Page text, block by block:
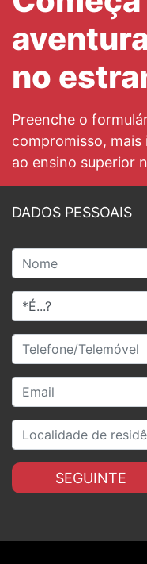
no
Preenche o
compromisso,
ao ensino superior
DADOS PESSOAIS
SEGUINTE